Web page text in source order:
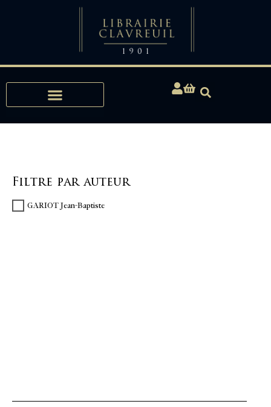
Filtre par auteur
GARIOT Jean-Baptiste